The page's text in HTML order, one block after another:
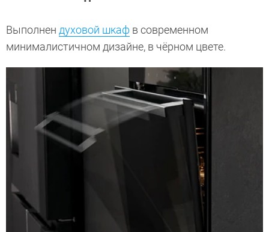
Выполнен духовой шкаф в современном
минималистичном дизайне, в чёрном цвете.